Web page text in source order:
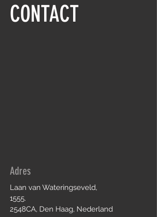
CONTACT
Adres
Laan van Wateringseveld,
1555.
2548CA, Den Haag, Nederland